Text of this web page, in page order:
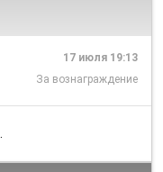
17 июля 19:13
За вознаграждение